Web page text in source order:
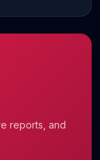
reports, and